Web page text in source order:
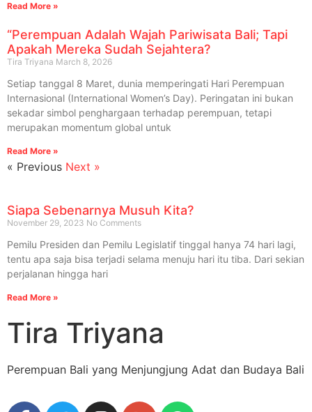
Read More »
“Perempuan Adalah Wajah Pariwisata Bali; Tapi
Apakah Mereka Sudah Sejahtera?
Tira Triyana March 8, 2026
Setiap tanggal 8 Maret, dunia memperingati Hari Perempuan
Internasional (International Women’s Day). Peringatan ini bukan
sekadar simbol penghargaan terhadap perempuan, tetapi
merupakan momentum global untuk
Read More »
« Previous Next »
Siapa Sebenarnya Musuh Kita?
November 29, 2023 No Comments
Pemilu Presiden dan Pemilu Legislatif tinggal hanya 74 hari lagi,
tentu apa saja bisa terjadi selama menuju hari itu tiba. Dari sekian
perjalanan hingga hari
Read More »
Tira Triyana
Perempuan Bali yang Menjungjung Adat dan Budaya Bali